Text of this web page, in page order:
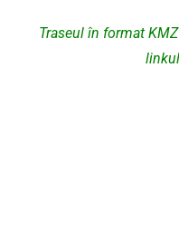
Traseul în format